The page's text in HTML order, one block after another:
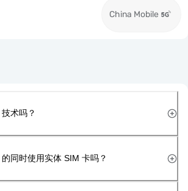
China Mobile
术吗？
同时使用实体 SIM 卡吗？